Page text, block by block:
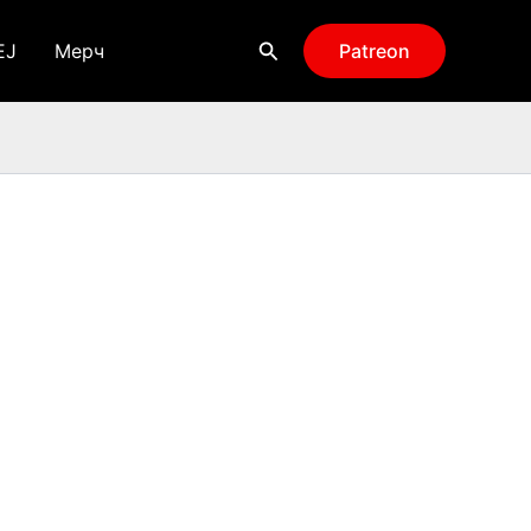
Мерч Поиск Patreon